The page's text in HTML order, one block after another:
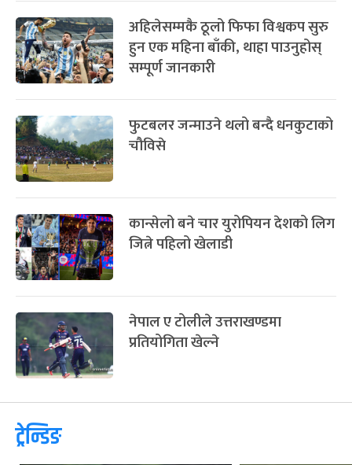
अहिलेसम्मकै ठूलो फिफा विश्वकप सुरु
हुन एक महिना बाँकी, थाहा पाउनुहोस्
सम्पूर्ण जानकारी
फुटबलर जन्माउने थलो बन्दै धनकुटाको
चौविसे
कान्सेलो बने चार युरोपियन देशको लिग
जित्ने पहिलो खेलाडी
नेपाल ए टोलीले उत्तराखण्डमा
प्रतियोगिता खेल्ने
ट्रेन्डिङ